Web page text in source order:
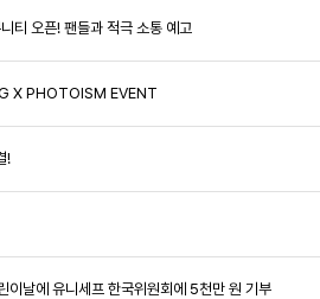
티 오픈! 팬들과 적극 소통 예고
X PHOTOISM EVENT
!
날에 유니세프 한국위원회에 5천만 원 기부